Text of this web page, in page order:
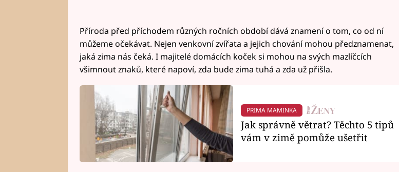
Příroda před příchodem různých ročních období dává znamení o tom, co od ní
můžeme očekávat. Nejen venkovní zvířata a jejich chování mohou předznamenat,
jaká zima nás čeká. I majitelé domácích koček si mohou na svých mazlíčcích
všimnout znaků, které napoví, zda bude zima tuhá a zda už přišla.
PRIMA MAMINKA
Jak správně větrat? Těchto 5 tipů
vám v zimě pomůže ušetřit